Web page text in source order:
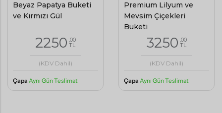
Beyaz Papatya Buketi
ve Kırmızı Gül
2250 ,00
TL
(KDV Dahil)
Çapa Aynı Gün Teslimat
Premium Lilyum ve
Mevsim Çiçekleri
Buketi
3250 ,00
TL
(KDV Dahil)
Çapa Aynı Gün Teslimat